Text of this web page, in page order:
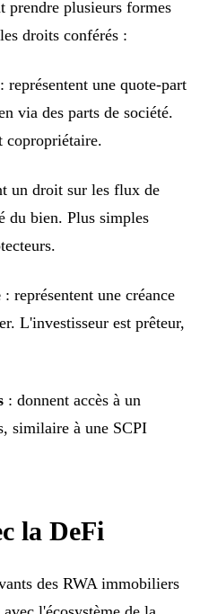
prendre plusieurs formes
droits conférés :
: représentent une quote-part
via des parts de société.
copropriétaire.
un droit sur les flux de
du bien. Plus simples
: représentent une créance
L'investisseur est prêteur,
: donnent accès à un
similaire à une SCPI
la DeFi
des RWA immobiliers